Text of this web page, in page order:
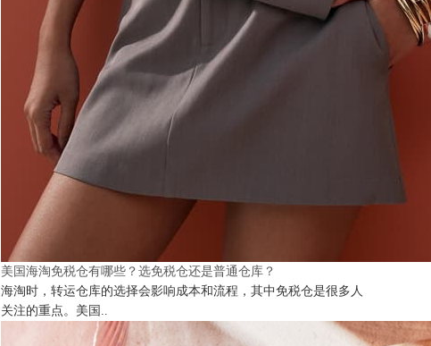
美国海淘免税仓有哪些？选免税仓还是普通仓库？
海淘时，转运仓库的选择会影响成本和流程，其中免税仓是很多人
关注的重点。美国..